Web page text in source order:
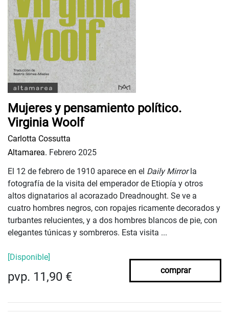
Mujeres y pensamiento político.
Virginia Woolf
Carlotta Cossutta
Altamarea. Febrero 2025
El 12 de febrero de 1910 aparece en el Daily Mirrorla
fotografía de la visita del emperador de Etiopía y otros
altos dignatarios al acorazado Dreadnought. Se ve a
cuatro hombres negros, con ropajes ricamente decorados y
turbantes relucientes, y a dos hombres blancos de pie, con
elegantes túnicas y sombreros. Esta visita ...
[Disponible]
pvp. 11,90 € comprar